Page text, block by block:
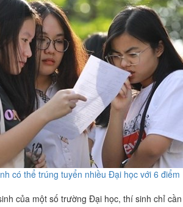
có thể trúng tuyển nhiều Đại học với 6 điểm
của một số trường Đại học, thí sinh chỉ cần